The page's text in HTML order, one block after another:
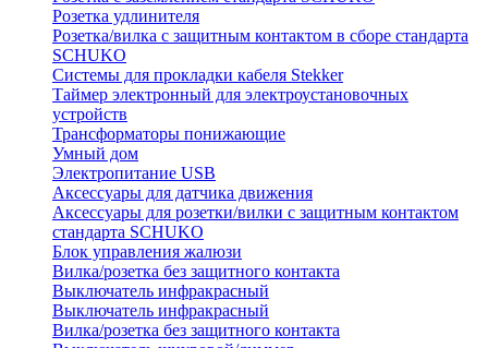
Розетка удлинителя
Розетка/вилка с защитным контактом в сборе стандарта
SCHUKO
Системы для прокладки кабеля Stekker
Таймер электронный для электроустановочных
устройств
Трансформаторы понижающие
Умный дом
Электропитание USB
Аксессуары для датчика движения
Аксессуары для розетки/вилки с защитным контактом
стандарта SCHUKO
Блок управления жалюзи
Вилка/розетка без защитного контакта
Выключатель инфракрасный
Выключатель инфракрасный
Вилка/розетка без защитного контакта